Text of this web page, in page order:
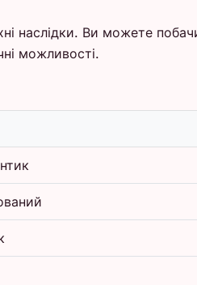
наслідки. Ви можете
можливості.